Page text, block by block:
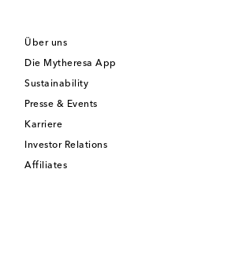
Über uns
Die Mytheresa App
Sustainability
Presse & Events
Karriere
Investor Relations
Affiliates